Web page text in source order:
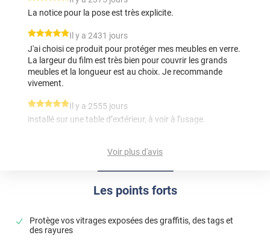
Les points forts
Protège vos vitrages exposées des graffitis, des tags et
des rayures
La notice pour la pose est très explicite.
*****
Il y a 2431 jours
J'ai choisi ce produit pour protéger mes meubles en verre.
La largeur du film est très bien pour couvrir les grands
meubles et la longueur est au choix. Je recommande
vivement.
*****
Il y a 2555 jours
installé sur une table d’extérieur, à voir à l'usage.
Protection d'une table en verre trs bien
Evaluation reçue avant la livraison, c'est donc un peu tot
Voir plus d'avis